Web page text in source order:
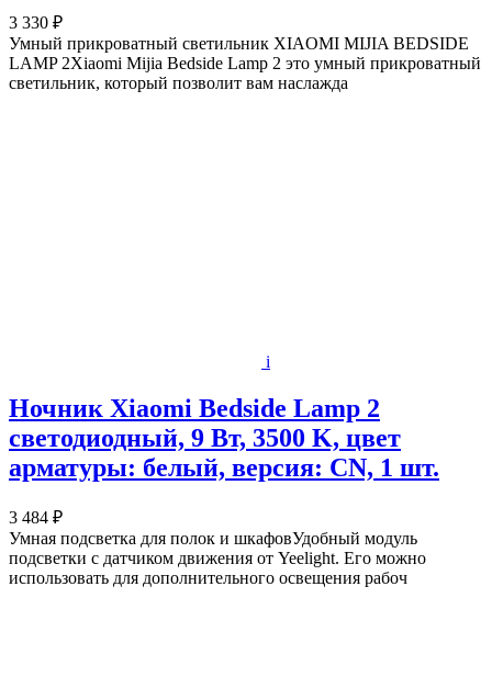
3 330 ₽
Умный прикроватный светильник XIAOMI MIJIA BEDSIDE
LAMP 2Xiaomi Mijia Bedside Lamp 2 это умный прикроватный
светильник, который позволит вам наслажда
i
Ночник Xiaomi Bedside Lamp 2
светодиодный, 9 Вт, 3500 K, цвет
арматуры: белый, версия: CN, 1 шт.
3 484 ₽
Умная подсветка для полок и шкафовУдобный модуль
подсветки с датчиком движения от Yeelight. Его можно
использовать для дополнительного освещения рабоч